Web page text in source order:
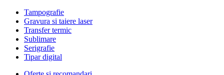
Tampografie
Gravura si taiere laser
Transfer termic
Sublimare
Serigrafie
Tipar digital